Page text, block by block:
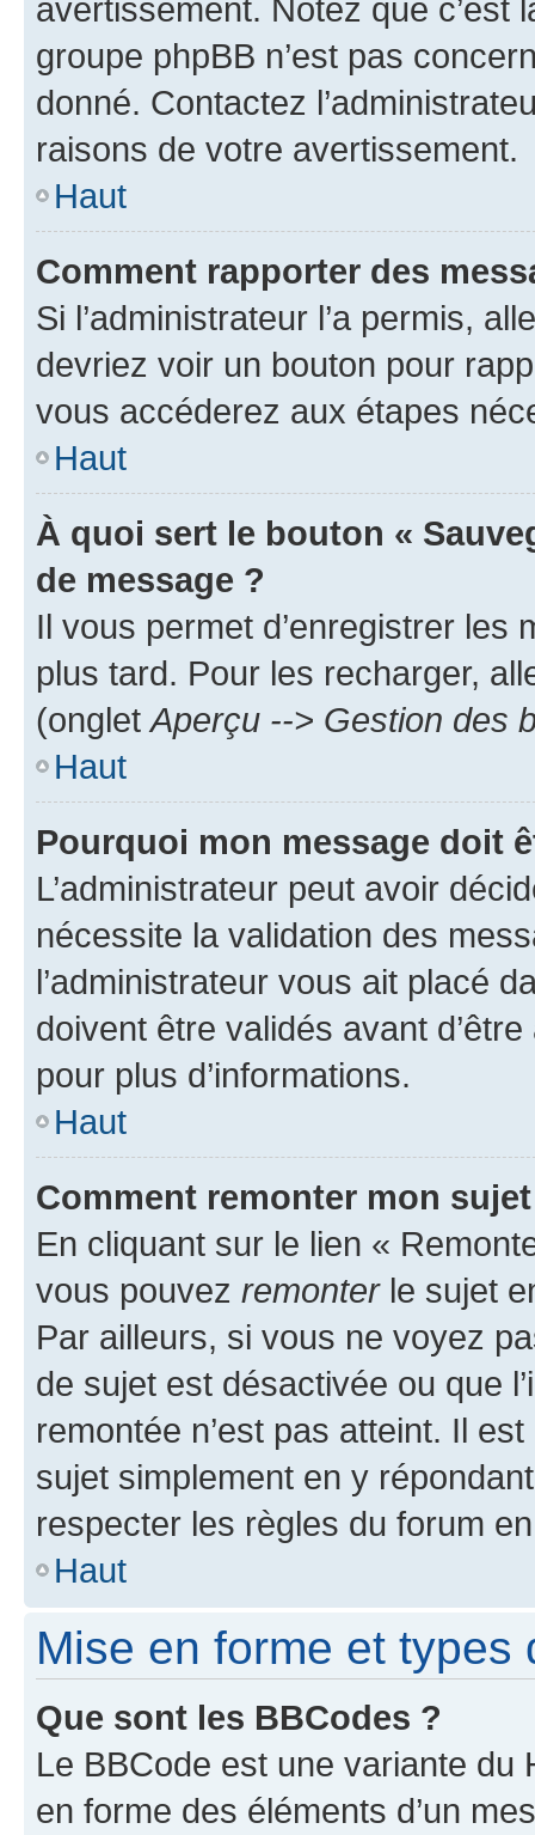
avertissement. Notez que c’est
groupe phpBB n’est pas
donné. Contactez
raisons de votre avertissement.
Haut
Comment rapporter des
Si l’administrateur l’a permis,
devriez voir un bouton pour
vous accéderez aux étapes
Haut
À quoi sert le bouton «
de message ?
Il vous permet d’enregistrer
plus tard. Pour les recharger,
(onglet Aperçu --> Gestion des
Haut
Pourquoi mon message doit
L’administrateur peut avoir
nécessite la validation des
l’administrateur vous ait placé
doivent être validés avant
pour plus d’informations.
Haut
Comment remonter mon
En cliquant sur le lien «
vous pouvez remonterle sujet
Par ailleurs, si vous ne voyez
de sujet est désactivée ou que
remontée n’est pas atteint. Il
sujet simplement en y
respecter les règles du forum
Haut
Mise en forme et types
Que sont les BBCodes ?
Le BBCode est une variante du
en forme des éléments d’un